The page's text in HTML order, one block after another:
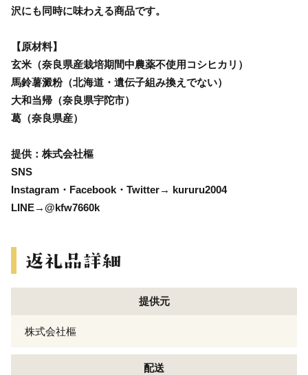
沢にも同時に味わえる商品です。
【原材料】
玄米（奈良県産栽培期間中農薬不使用コシヒカリ）
馬鈴薯澱粉（北海道・遺伝子組み換えでない）
大和当帰（奈良県宇陀市）
葛（奈良県産）
提供：株式会社樞
SNS
Instagram・Facebook・Twitter→ kururu2004
LINE→@kfw7660k
提供元
株式会社樞
配送